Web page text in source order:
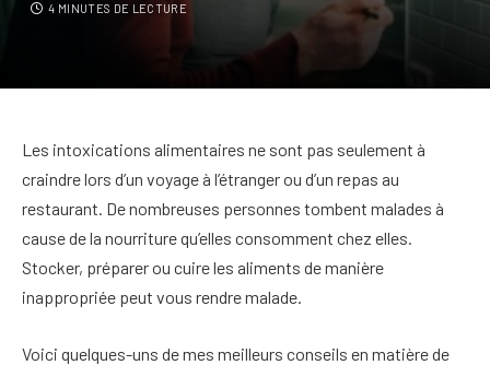
4 MINUTES DE LECTURE
Les intoxications alimentaires ne sont pas seulement à
craindre lors d’un voyage à l’étranger ou d’un repas au
restaurant. De nombreuses personnes tombent malades à
cause de la nourriture qu’elles consomment chez elles.
Stocker, préparer ou cuire les aliments de manière
inappropriée peut vous rendre malade.
Voici quelques-uns de mes meilleurs conseils en matière de